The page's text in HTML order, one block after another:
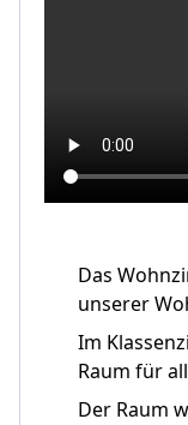
Das
unserer
Im
Raum für
Der Raum